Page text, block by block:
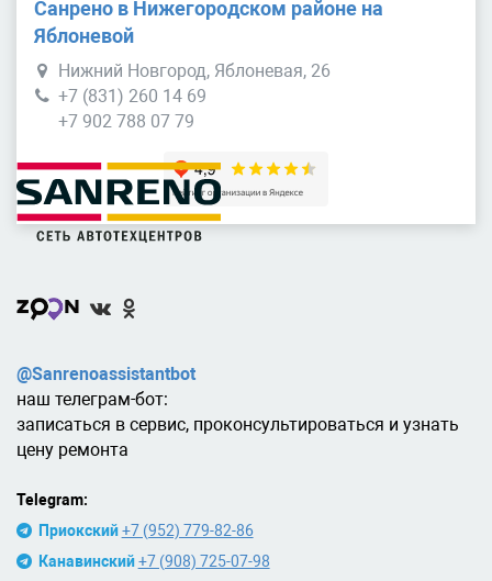
Санрено в Нижегородском районе на
Яблоневой
Нижний Новгород, Яблоневая, 26
+7 (831) 260 14 69
+7 902 788 07 79
@Sanrenoassistantbot
наш телеграм-бот:
записаться в сервис, проконсультироваться и узнать
цену ремонта
Telegram:
Приокский +7 (952) 779-82-86
Канавинский +7 (908) 725-07-98